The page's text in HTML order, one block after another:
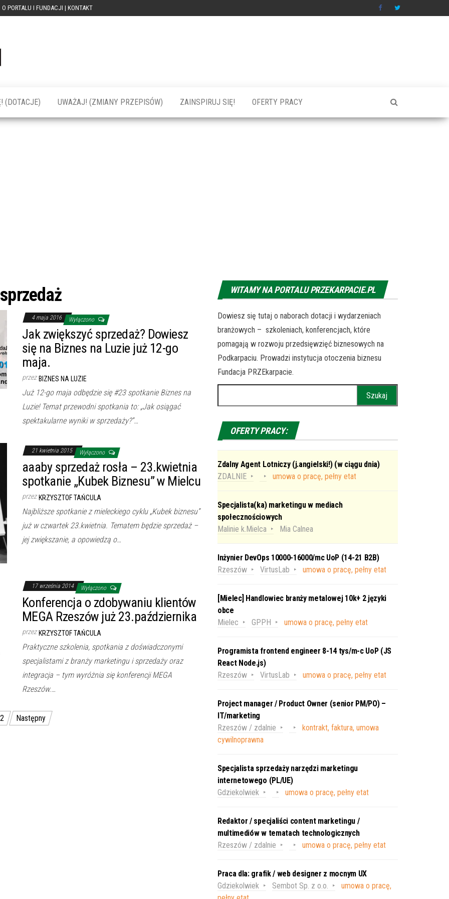
O PORTALU I FUNDACJI | KONTAKT
szkolenia dla
firm
(DOTACJE) UWAŻAJ! (ZMIANY PRZEPISÓW) ZAINSPIRUJ SIĘ! OFERTY PRACY
sprzedaż
4 maja 2016 Wyłączono
Jak zwiększyć sprzedaż? Dowiesz
się na Biznes na Luzie już 12-go
maja.
przez BIZNES NA LUZIE
Już 12-go maja odbędzie się #23 spotkanie Biznes na
Luzie! Temat przewodni spotkania to: „Jak osiągać
spektakularne wyniki w sprzedaży?”…
21 kwietnia 2015 Wyłączono
aaaby sprzedaż rosła – 23.kwietnia
spotkanie „Kubek Biznesu” w Mielcu
przez KRZYSZTOF TAŃCULA
Najbliższe spotkanie z mieleckiego cyklu „Kubek biznesu”
już w czwartek 23.kwietnia. Tematem będzie sprzedaż –
jej zwiększanie, a opowiedzą o…
17 września 2014 Wyłączono
Konferencja o zdobywaniu klientów
MEGA Rzeszów już 23.października
przez KRZYSZTOF TAŃCULA
Praktyczne szkolenia, spotkania z doświadczonymi
specjalistami z branży marketingu i sprzedaży oraz
integracja – tym wyróżnia się konferencji MEGA
Rzeszów.…
2 Następny
WITAMY NA PORTALU PRZEKARPACIE.PL
Dowiesz się tutaj o naborach dotacji i wydarzeniach
branżowych – szkoleniach, konferencjach, które
pomagają w rozwoju przedsięwzięć biznesowych na
Podkarpaciu. Prowadzi instytucja otoczenia biznesu
Fundacja PRZEkarpacie.
OFERTY PRACY:
Zdalny Agent Lotniczy (j.angielski!) (w ciągu dnia)
ZDALNIE
umowa o pracę, pełny etat
Specjalista(ka) marketingu w mediach
społecznościowych
Malinie k.Mielca
Mia Calnea
Inżynier DevOps 10000-16000/mc UoP (14-21 B2B)
Rzeszów
VirtusLab umowa o pracę, pełny etat
[Mielec] Handlowiec branży metalowej 10k+ 2 języki
obce
Mielec
GPPH umowa o pracę, pełny etat
Programista frontend engineer 8-14 tys/m-c UoP (JS
React Node.js)
Rzeszów
VirtusLab umowa o pracę, pełny etat
Project manager / Product Owner (senior PM/PO) –
IT/marketing
Rzeszów / zdalnie
kontrakt, faktura, umowa
cywilnoprawna
Specjalista sprzedaży narzędzi marketingu
internetowego (PL/UE)
Gdziekolwiek
umowa o pracę, pełny etat
Redaktor / specjaliści content marketingu /
multimediów w tematach technologicznych
Rzeszów / zdalnie
umowa o pracę, pełny etat
Praca dla: grafik / web designer z mocnym UX
Gdziekolwiek
Sembot Sp. z o.o.
umowa o pracę,